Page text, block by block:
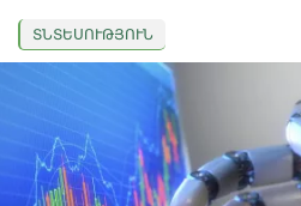
ՏՆՏԵՍՈՒԹՅՈՒՆ